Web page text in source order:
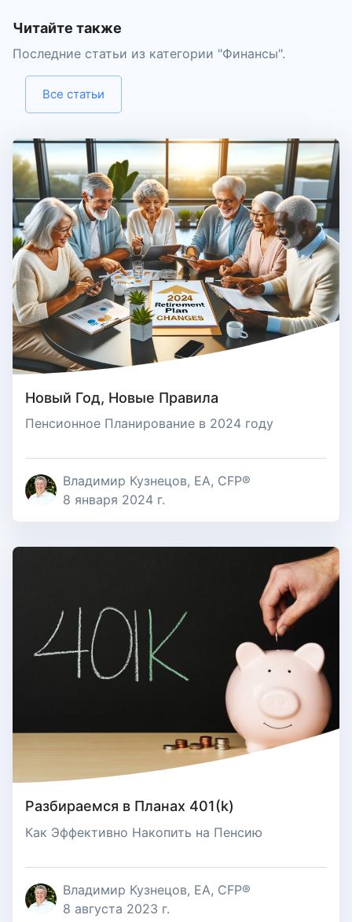
Читайте также
Последние статьи из категории "Финансы".
Все статьи
Новый Год, Новые Правила
Пенсионное Планирование в 2024 году
Владимир Кузнецов, EA, CFP®
8 января 2024 г.
Разбираемся в Планах 401(k)
Как Эффективно Накопить на Пенсию
Владимир Кузнецов, EA, CFP®
8 августа 2023 г.